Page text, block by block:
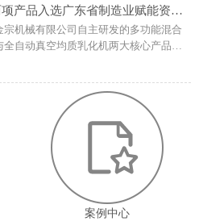
金宗企业两项产品入选广东省制造业赋能资源名录
宗机械有限公司自主研发的多功能混合
全自动真空均质乳化机两大核心产品凭
成熟应用价值顺利通过遴选，标志着
定。
案例中心